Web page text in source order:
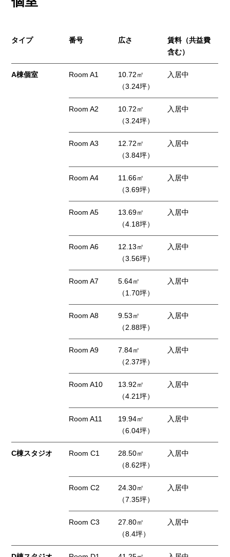
タイプ 番号 広さ
賃料（共益費
含む）
A棟個室 Room A1
10.72㎡
（3.24坪）
入居中
Room A2
10.72㎡
（3.24坪）
入居中
Room A3
12.72㎡
（3.84坪）
入居中
Room A4
11.66㎡
（3.69坪）
入居中
Room A5
13.69㎡
（4.18坪）
入居中
Room A6
12.13㎡
（3.56坪）
入居中
Room A7
5.64㎡
（1.70坪）
入居中
Room A8
9.53㎡
（2.88坪）
入居中
Room A9
7.84㎡
（2.37坪）
入居中
Room A10
13.92㎡
（4.21坪）
入居中
Room A11
19.94㎡
（6.04坪）
入居中
C棟スタジオ Room C1
28.50㎡
（8.62坪）
入居中
Room C2
24.30㎡
（7.35坪）
入居中
Room C3
27.80㎡
（8.4坪）
入居中